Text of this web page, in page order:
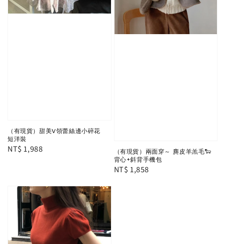
（有現貨）甜美V領蕾絲邊小碎花
短洋裝
Regular
NT$ 1,988
（有現貨）兩面穿～ 麂皮羊羔毛🐑
背心+斜背手機包
Regular
NT$ 1,858